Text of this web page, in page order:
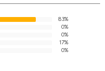
83%
0%
0%
17%
0%